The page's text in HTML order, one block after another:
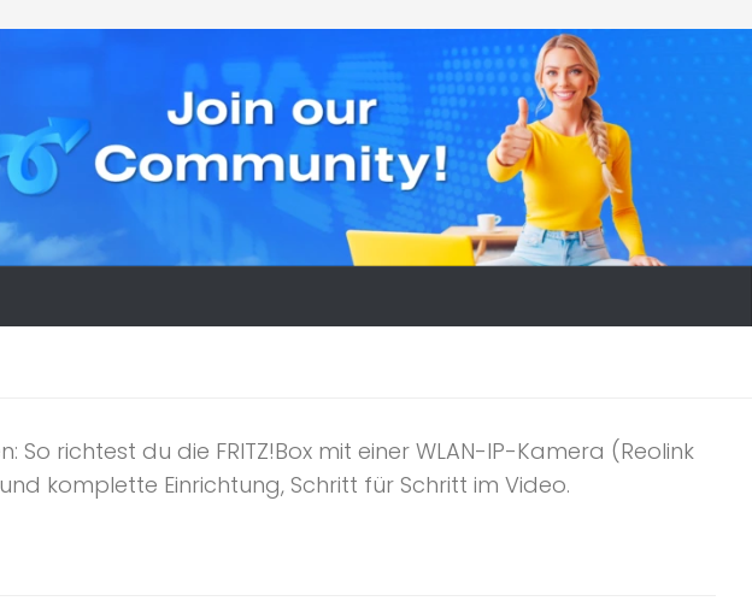
So richtest du die FRITZ!Box mit einer WLAN-IP-Kamera (Reolink
komplette Einrichtung, Schritt für Schritt im Video.